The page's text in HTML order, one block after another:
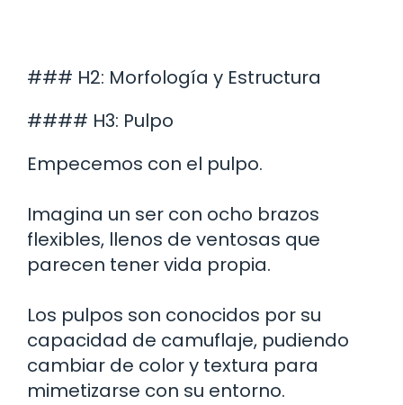
### H2: Morfología y Estructura
#### H3: Pulpo
Empecemos con el pulpo.
Imagina un ser con ocho brazos
flexibles, llenos de ventosas que
parecen tener vida propia.
Los pulpos son conocidos por su
capacidad de camuflaje, pudiendo
cambiar de color y textura para
mimetizarse con su entorno.